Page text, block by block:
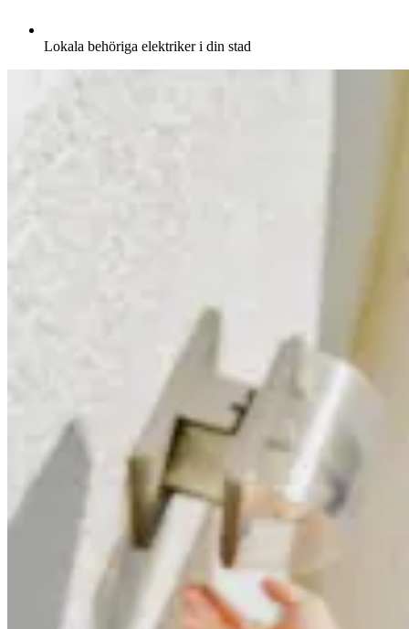
Lokala behöriga elektriker i din stad